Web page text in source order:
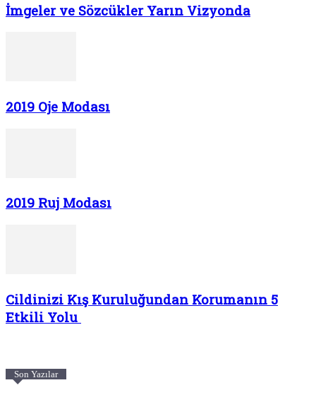
İmgeler ve Sözcükler Yarın Vizyonda
2019 Oje Modası
2019 Ruj Modası
Cildinizi Kış Kuruluğundan Korumanın 5
Etkili Yolu
Son Yazılar